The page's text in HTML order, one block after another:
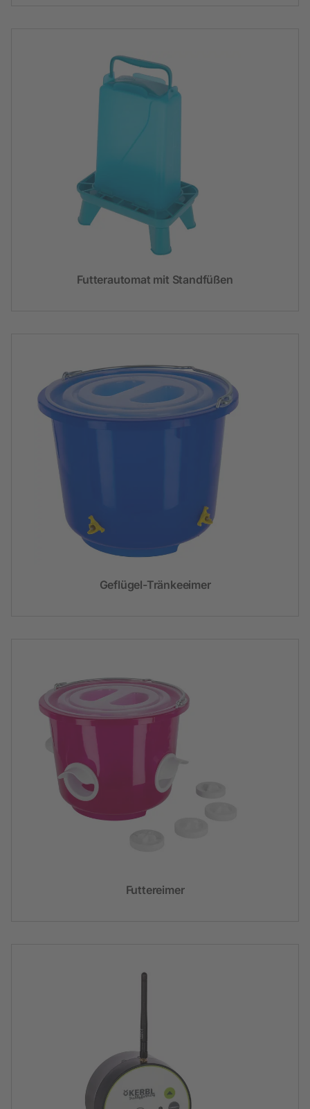
Futterautomat mit Standfüßen
Geflügel-Tränkeeimer
Futtereimer